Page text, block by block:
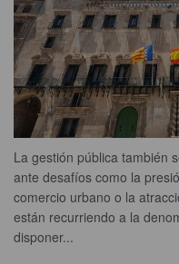
La gestión pública también
ante desafíos como la
comercio urbano o la
están recurriendo a la
disponer...